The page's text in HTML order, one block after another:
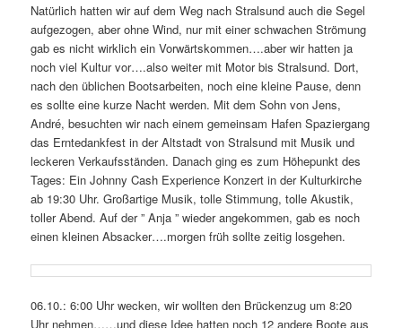
Natürlich hatten wir auf dem Weg nach Stralsund auch die Segel
aufgezogen, aber ohne Wind, nur mit einer schwachen Strömung
gab es nicht wirklich ein Vorwärtskommen….aber wir hatten ja
noch viel Kultur vor….also weiter mit Motor bis Stralsund. Dort,
nach den üblichen Bootsarbeiten, noch eine kleine Pause, denn
es sollte eine kurze Nacht werden. Mit dem Sohn von Jens,
André, besuchten wir nach einem gemeinsam Hafen Spaziergang
das Erntedankfest in der Altstadt von Stralsund mit Musik und
leckeren Verkaufsständen. Danach ging es zum Höhepunkt des
Tages: Ein Johnny Cash Experience Konzert in der Kulturkirche
ab 19:30 Uhr. Großartige Musik, tolle Stimmung, tolle Akustik,
toller Abend. Auf der ” Anja ” wieder angekommen, gab es noch
einen kleinen Absacker….morgen früh sollte zeitig losgehen.
06.10.: 6:00 Uhr wecken, wir wollten den Brückenzug um 8:20
Uhr nehmen……und diese Idee hatten noch 12 andere Boote aus